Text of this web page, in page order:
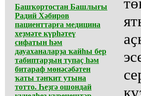
Башҡортостан Башлығы
Радий Хәбиров
пациенттарға медицина
хеҙмәте күрһәтеү
сифатын һәм
дауаханаларҙа ҡайһы бер
табиптарҙың тупаҫ һәм
битараф мөнәсәбәтен
ҡаты тәнҡит утына
тотто. Һеҙгә ошондай